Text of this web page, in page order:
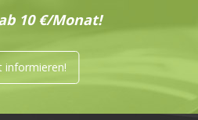
10 €/Monat!
informieren!